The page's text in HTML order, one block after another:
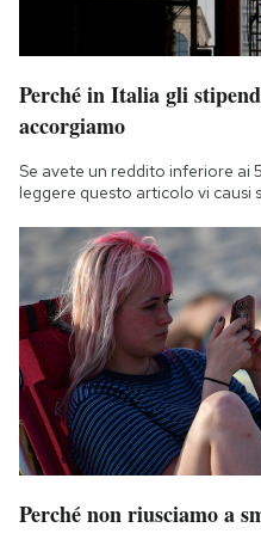
Perché in Italia gli
accorgiamo
Se avete un reddito inferiore ai
leggere questo articolo vi causi
Perché non riusciamo a